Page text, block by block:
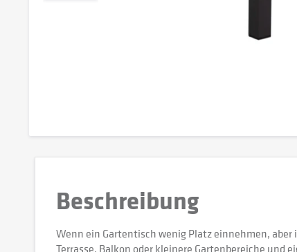
Beschreibung
Wenn ein Gartentisch wenig Platz einnehmen,
Terrasse, Balkon oder kleinere Gartenbereiche und